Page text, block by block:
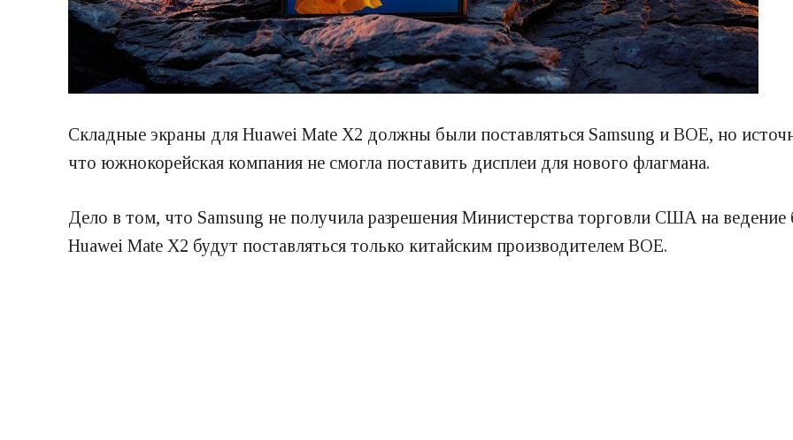
Складные экраны для Huawei Mate X2 должны были поставляться Samsung и BOE, но
что южнокорейская компания не смогла поставить дисплеи для нового флагмана.
Дело в том, что Samsung не получила разрешения Министерства торговли США на ведение
Huawei Mate X2 будут поставляться только китайским производителем BOE.